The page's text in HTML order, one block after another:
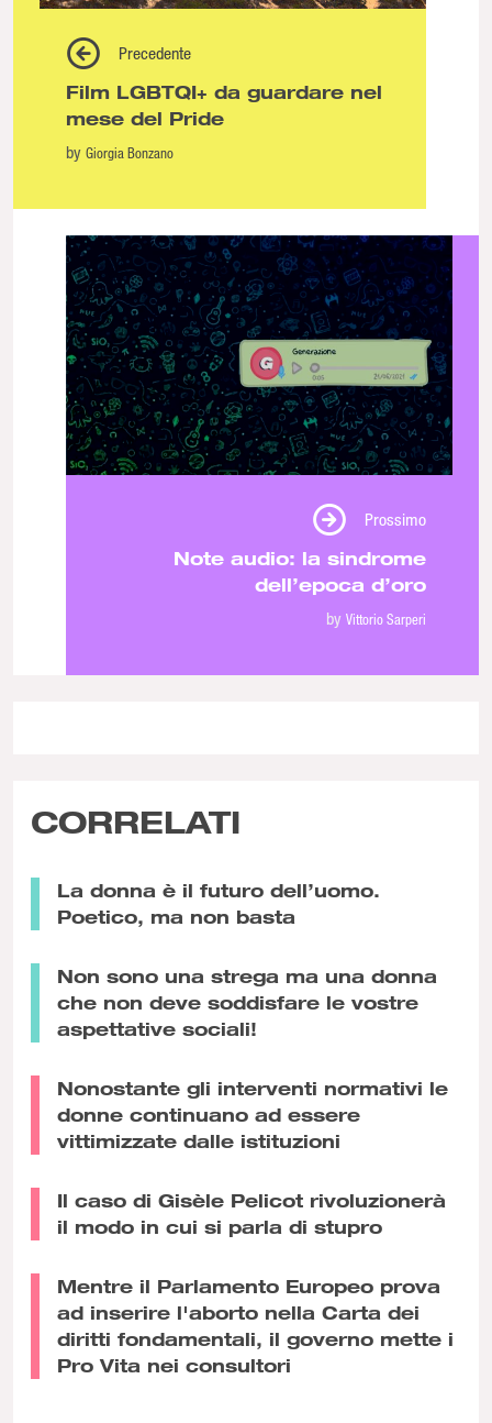
Precedente
Film LGBTQI+ da guardare nel
mese del Pride
by Giorgia Bonzano
Prossimo
Note audio: la sindrome
dell’epoca d’oro
by Vittorio Sarperi
CORRELATI
La donna è il futuro dell’uomo.
Poetico, ma non basta
Non sono una strega ma una donna
che non deve soddisfare le vostre
aspettative sociali!
Nonostante gli interventi normativi le
donne continuano ad essere
vittimizzate dalle istituzioni
Il caso di Gisèle Pelicot rivoluzionerà
il modo in cui si parla di stupro
Mentre il Parlamento Europeo prova
ad inserire l'aborto nella Carta dei
diritti fondamentali, il governo mette i
Pro Vita nei consultori